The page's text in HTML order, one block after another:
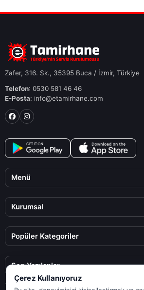
Zafer, 316. Sk., 35395 Buca / İzmir, Türkiye
Telefon: 0530 581 46 46
E-Posta: info@etamirhane.com
Menü
Kurumsal
Popüler Kategoriler
Son Yazılanlar
Çerez Kullanıyoruz